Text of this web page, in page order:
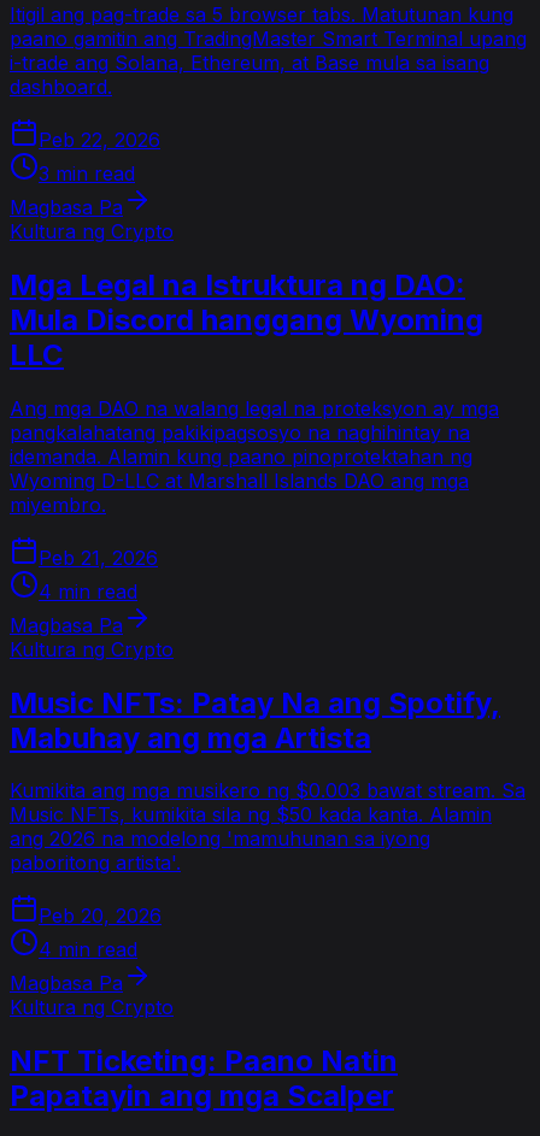
Itigil ang pag-trade sa 5 browser tabs. Matutunan kung
paano gamitin ang TradingMaster Smart Terminal upang
i-trade ang Solana, Ethereum, at Base mula sa isang
dashboard.
Peb 22, 2026
3 min read
Magbasa Pa
Kultura ng Crypto
Mga Legal na Istruktura ng DAO:
Mula Discord hanggang Wyoming
LLC
Ang mga DAO na walang legal na proteksyon ay mga
pangkalahatang pakikipagsosyo na naghihintay na
idemanda. Alamin kung paano pinoprotektahan ng
Wyoming D-LLC at Marshall Islands DAO ang mga
miyembro.
Peb 21, 2026
4 min read
Magbasa Pa
Kultura ng Crypto
Music NFTs: Patay Na ang Spotify,
Mabuhay ang mga Artista
Kumikita ang mga musikero ng $0.003 bawat stream. Sa
Music NFTs, kumikita sila ng $50 kada kanta. Alamin
ang 2026 na modelong 'mamuhunan sa iyong
paboritong artista'.
Peb 20, 2026
4 min read
Magbasa Pa
Kultura ng Crypto
NFT Ticketing: Paano Natin
Papatayin ang mga Scalper